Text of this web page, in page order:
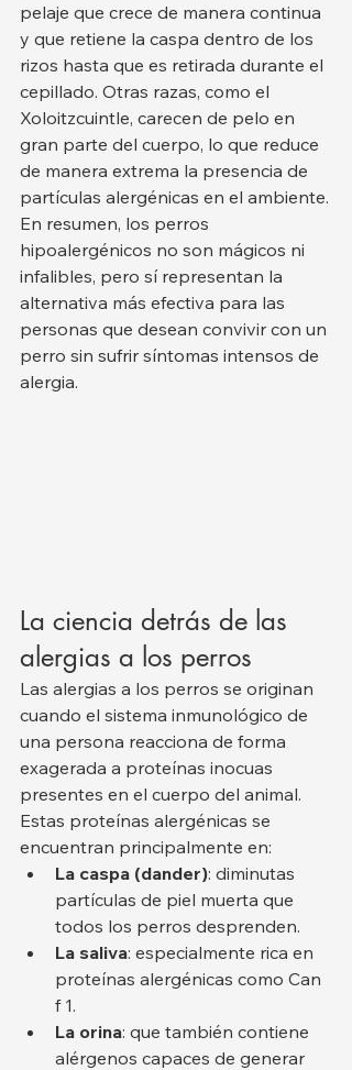
pelaje que crece de manera continua
y que retiene la caspa dentro de los
rizos hasta que es retirada durante el
cepillado. Otras razas, como el
Xoloitzcuintle, carecen de pelo en
gran parte del cuerpo, lo que reduce
de manera extrema la presencia de
partículas alergénicas en el ambiente.
En resumen, los perros
hipoalergénicos no son mágicos ni
infalibles, pero sí representan la
alternativa más efectiva para las
personas que desean convivir con un
perro sin sufrir síntomas intensos de
alergia.
La ciencia detrás de las
alergias a los perros
Las alergias a los perros se originan
cuando el sistema inmunológico de
una persona reacciona de forma
exagerada a proteínas inocuas
presentes en el cuerpo del animal.
Estas proteínas alergénicas se
encuentran principalmente en:
La caspa (dander): diminutas
partículas de piel muerta que
todos los perros desprenden.
La saliva: especialmente rica en
proteínas alergénicas como Can
f 1.
La orina: que también contiene
alérgenos capaces de generar